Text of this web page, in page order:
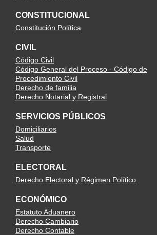
CONSTITUCIONAL
Constitución Política
CIVIL
Código Civil
Código General del Proceso - Código de
Procedimiento Civil
Derecho de familia
Derecho Notarial y Registral
SERVICIOS PÚBLICOS
Domiciliarios
Salud
Transporte
ELECTORAL
Derecho Electoral y Régimen Político
ECONÓMICO
Estatuto Aduanero
Derecho Cambiario
Derecho Contable